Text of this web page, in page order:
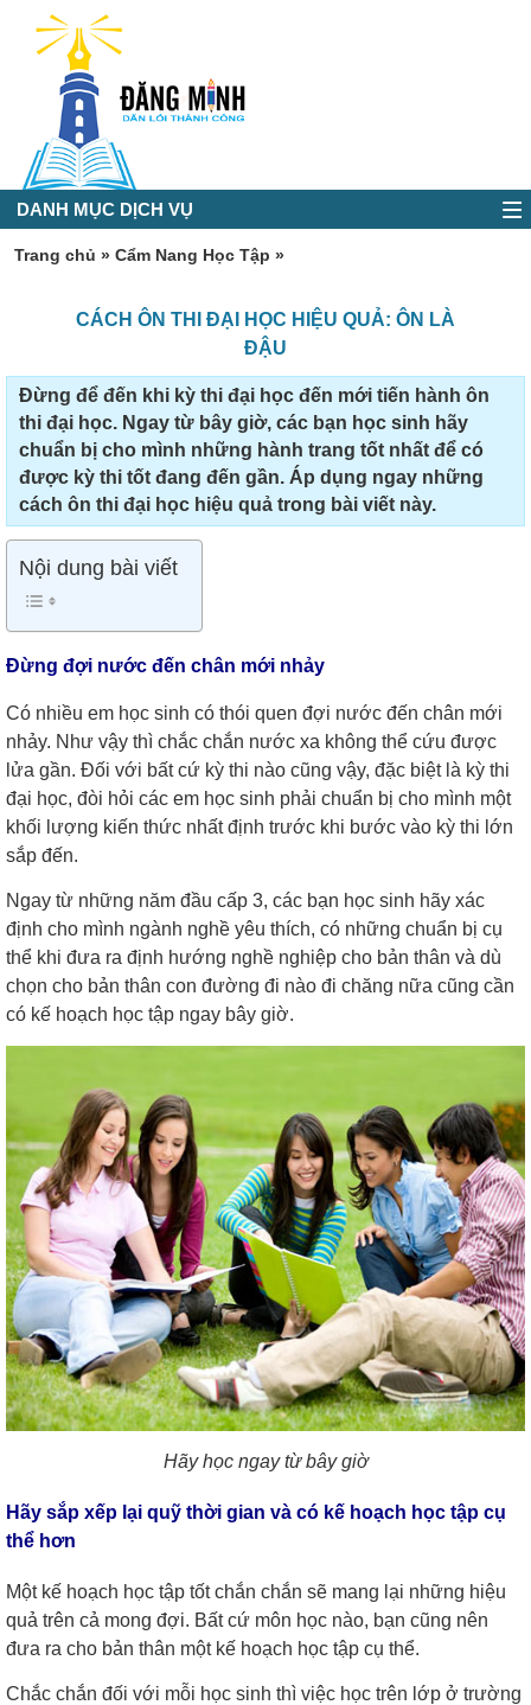
DANH MỤC DỊCH VỤ
Trang chủ » Cẩm Nang Học Tập »
CÁCH ÔN THI ĐẠI HỌC HIỆU QUẢ: ÔN LÀ
ĐẬU
Đừng để đến khi kỳ thi đại học đến mới tiến hành ôn
thi đại học. Ngay từ bây giờ, các bạn học sinh hãy
chuẩn bị cho mình những hành trang tốt nhất để có
được kỳ thi tốt đang đến gần. Áp dụng ngay những
cách ôn thi đại học hiệu quả trong bài viết này.
Nội dung bài viết
Đừng đợi nước đến chân mới nhảy
Có nhiều em học sinh có thói quen đợi nước đến chân mới
nhảy. Như vậy thì chắc chắn nước xa không thể cứu được
lửa gần. Đối với bất cứ kỳ thi nào cũng vậy, đặc biệt là kỳ thi
đại học, đòi hỏi các em học sinh phải chuẩn bị cho mình một
khối lượng kiến thức nhất định trước khi bước vào kỳ thi lớn
sắp đến.
Ngay từ những năm đầu cấp 3, các bạn học sinh hãy xác
định cho mình ngành nghề yêu thích, có những chuẩn bị cụ
thể khi đưa ra định hướng nghề nghiệp cho bản thân và dù
chọn cho bản thân con đường đi nào đi chăng nữa cũng cần
có kế hoạch học tập ngay bây giờ.
Hãy học ngay từ bây giờ
Hãy sắp xếp lại quỹ thời gian và có kế hoạch học tập cụ
thể hơn
Một kế hoạch học tập tốt chắn chắn sẽ mang lại những hiệu
quả trên cả mong đợi. Bất cứ môn học nào, bạn cũng nên
đưa ra cho bản thân một kế hoạch học tập cụ thể.
Chắc chắn đối với mỗi học sinh thì việc học trên lớp ở trường